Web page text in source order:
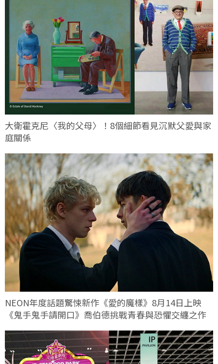
大衛霍克尼〈我的父母〉！8個細節看見沉默父愛與家
庭關係
NEON年度話題驚悚新作《愛的魔樣》8月14日上映
《鬼手鬼手請開口》喬伯德挑戰青春與恐懼交纏之作